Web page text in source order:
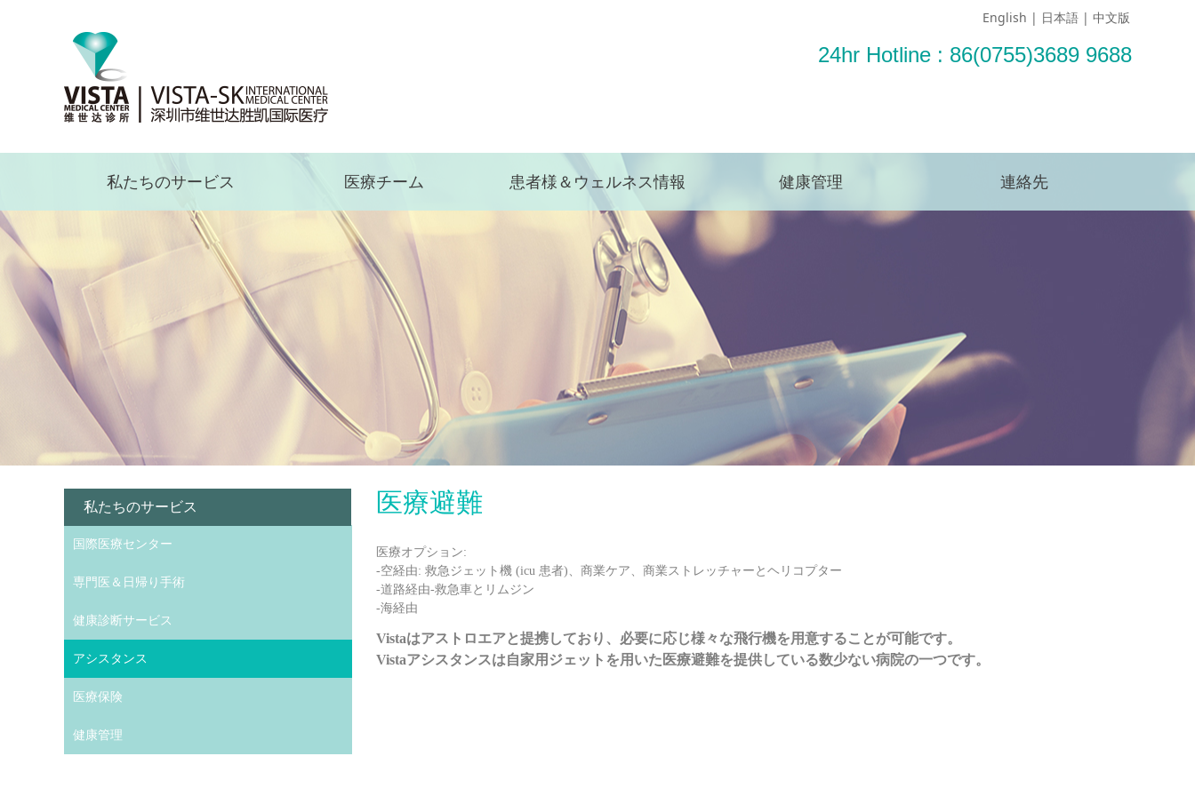
24hr Hotline : 86(0755)3689 9688
私たちのサービス 医療チーム 患者様＆ウェルネス情報 健康管理 連絡先
English | 日本語 | 中文版
医療避難
医療オプション:
-空経由: 救急ジェット機 (icu 患者)、商業ケア、商業ストレッチャーとヘリコプター
-道路経由-救急車とリムジン
-海経由
Vistaはアストロエアと提携しており、必要に応じ様々な飛行機を用意することが可能です。
Vistaアシスタンスは自家用ジェットを用いた医療避難を提供している数少ない病院の一つです。
国際医療センター
専門医＆日帰り手術
健康診断サービス
アシスタンス
医療保険
健康管理
私たちのサービス